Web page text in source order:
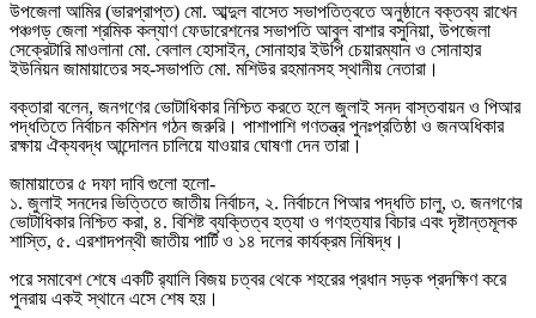
উপজেলা আমির (ভারপ্রাপ্ত) মো. আব্দুল বাসেত সভাপতিত্বতে অনুষ্ঠানে বক্তব্য রাখেন
পঞ্চগড় জেলা শ্রমিক কল্যাণ ফেডারেশনের সভাপতি আবুল বাশার বসুনিয়া, উপজেলা
সেক্রেটারি মাওলানা মো. বেলাল হোসাইন, সোনাহার ইউপি চেয়ারম্যান ও সোনাহার
ইউনিয়ন জামায়াতের সহ-সভাপতি মো. মশিউর রহমানসহ স্থানীয় নেতারা।
বক্তারা বলেন, জনগণের ভোটাধিকার নিশ্চিত করতে হলে জুলাই সনদ বাস্তবায়ন ও পিআর
পদ্ধতিতে নির্বাচন কমিশন গঠন জরুরি। পাশাপাশি গণতন্ত্র পুনঃপ্রতিষ্ঠা ও জনঅধিকার
রক্ষায় ঐক্যবদ্ধ আন্দোলন চালিয়ে যাওয়ার ঘোষণা দেন তারা।
জামায়াতের ৫ দফা দাবি গুলো হলো-
১. জুলাই সনদের ভিত্তিতে জাতীয় নির্বাচন, ২. নির্বাচনে পিআর পদ্ধতি চালু, ৩. জনগণের
ভোটাধিকার নিশ্চিত করা, ৪. বিশিষ্ট ব্যক্তিত্ব হত্যা ও গণহত্যার বিচার এবং দৃষ্টান্তমূলক
শাস্তি, ৫. এরশাদপন্থী জাতীয় পার্টি ও ১৪ দলের কার্যক্রম নিষিদ্ধ।
পরে সমাবেশ শেষে একটি র‍্যালি বিজয় চত্বর থেকে শহরের প্রধান সড়ক প্রদক্ষিণ করে
পুনরায় একই স্থানে এসে শেষ হয়।